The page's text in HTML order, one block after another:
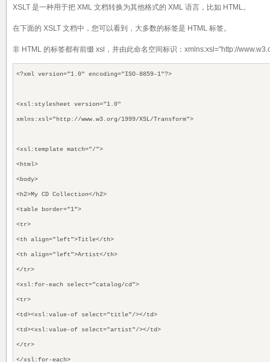
XSLT 是一种用于把 XML 文档转换为其他格式的 XML 语言，比如 HTML。
在下面的 XSLT 文档中，您可以看到，大多数的标签是 HTML 标签。
非 HTML 的标签都有前缀 xsl，并由此命名空间标识：xmlns:xsl="http://
<?xml version="1.0" encoding="ISO-8859-1"?>
<xsl:stylesheet version="1.0"
xmlns:xsl="http://www.w3.org/1999/XSL/Transform">
<xsl:template match="/">
<html>
<body>
<h2>My CD Collection</h2>
<table border="1">
<tr>
<th align="left">Title</th>
<th align="left">Artist</th>
</tr>
<xsl:for-each select="catalog/cd">
<tr>
<td><xsl:value-of select="title"/></td>
<td><xsl:value-of select="artist"/></td>
</tr>
</xsl:for-each>